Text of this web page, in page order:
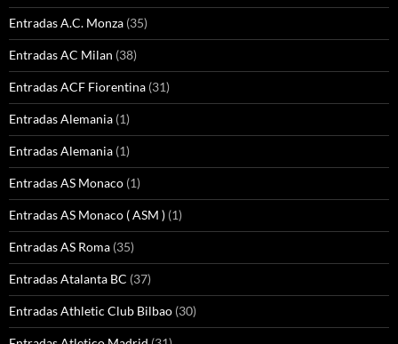
Entradas A.C. Monza (35)
Entradas AC Milan (38)
Entradas ACF Fiorentina (31)
Entradas Alemania (1)
Entradas Alemania (1)
Entradas AS Monaco (1)
Entradas AS Monaco ( ASM ) (1)
Entradas AS Roma (35)
Entradas Atalanta BC (37)
Entradas Athletic Club Bilbao (30)